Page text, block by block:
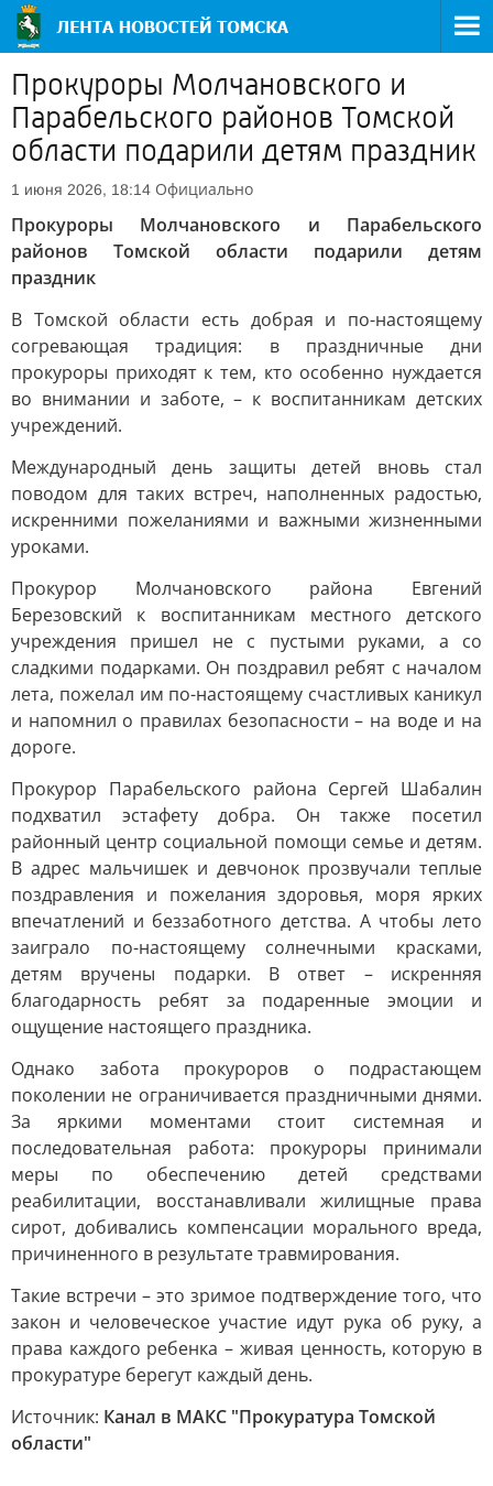
Прокуроры Молчановского и
Парабельского районов Томской
области подарили детям праздник
1 июня 2026, 18:14 Официально
Прокуроры Молчановского и Парабельского
районов Томской области подарили детям
праздник
В Томской области есть добрая и по-настоящему
согревающая традиция: в праздничные дни
прокуроры приходят к тем, кто особенно нуждается
во внимании и заботе, – к воспитанникам детских
учреждений.
Международный день защиты детей вновь стал
поводом для таких встреч, наполненных радостью,
искренними пожеланиями и важными жизненными
уроками.
Прокурор Молчановского района Евгений
Березовский к воспитанникам местного детского
учреждения пришел не с пустыми руками, а со
сладкими подарками. Он поздравил ребят с началом
лета, пожелал им по-настоящему счастливых каникул
и напомнил о правилах безопасности – на воде и на
дороге.
Прокурор Парабельского района Сергей Шабалин
подхватил эстафету добра. Он также посетил
районный центр социальной помощи семье и детям.
В адрес мальчишек и девчонок прозвучали теплые
поздравления и пожелания здоровья, моря ярких
впечатлений и беззаботного детства. А чтобы лето
заиграло по-настоящему солнечными красками,
детям вручены подарки. В ответ – искренняя
благодарность ребят за подаренные эмоции и
ощущение настоящего праздника.
Однако забота прокуроров о подрастающем
поколении не ограничивается праздничными днями.
За яркими моментами стоит системная и
последовательная работа: прокуроры принимали
меры по обеспечению детей средствами
реабилитации, восстанавливали жилищные права
сирот, добивались компенсации морального вреда,
причиненного в результате травмирования.
Такие встречи – это зримое подтверждение того, что
закон и человеческое участие идут рука об руку, а
права каждого ребенка – живая ценность, которую в
прокуратуре берегут каждый день.
Источник: Канал в МАКС "Прокуратура Томской
области"